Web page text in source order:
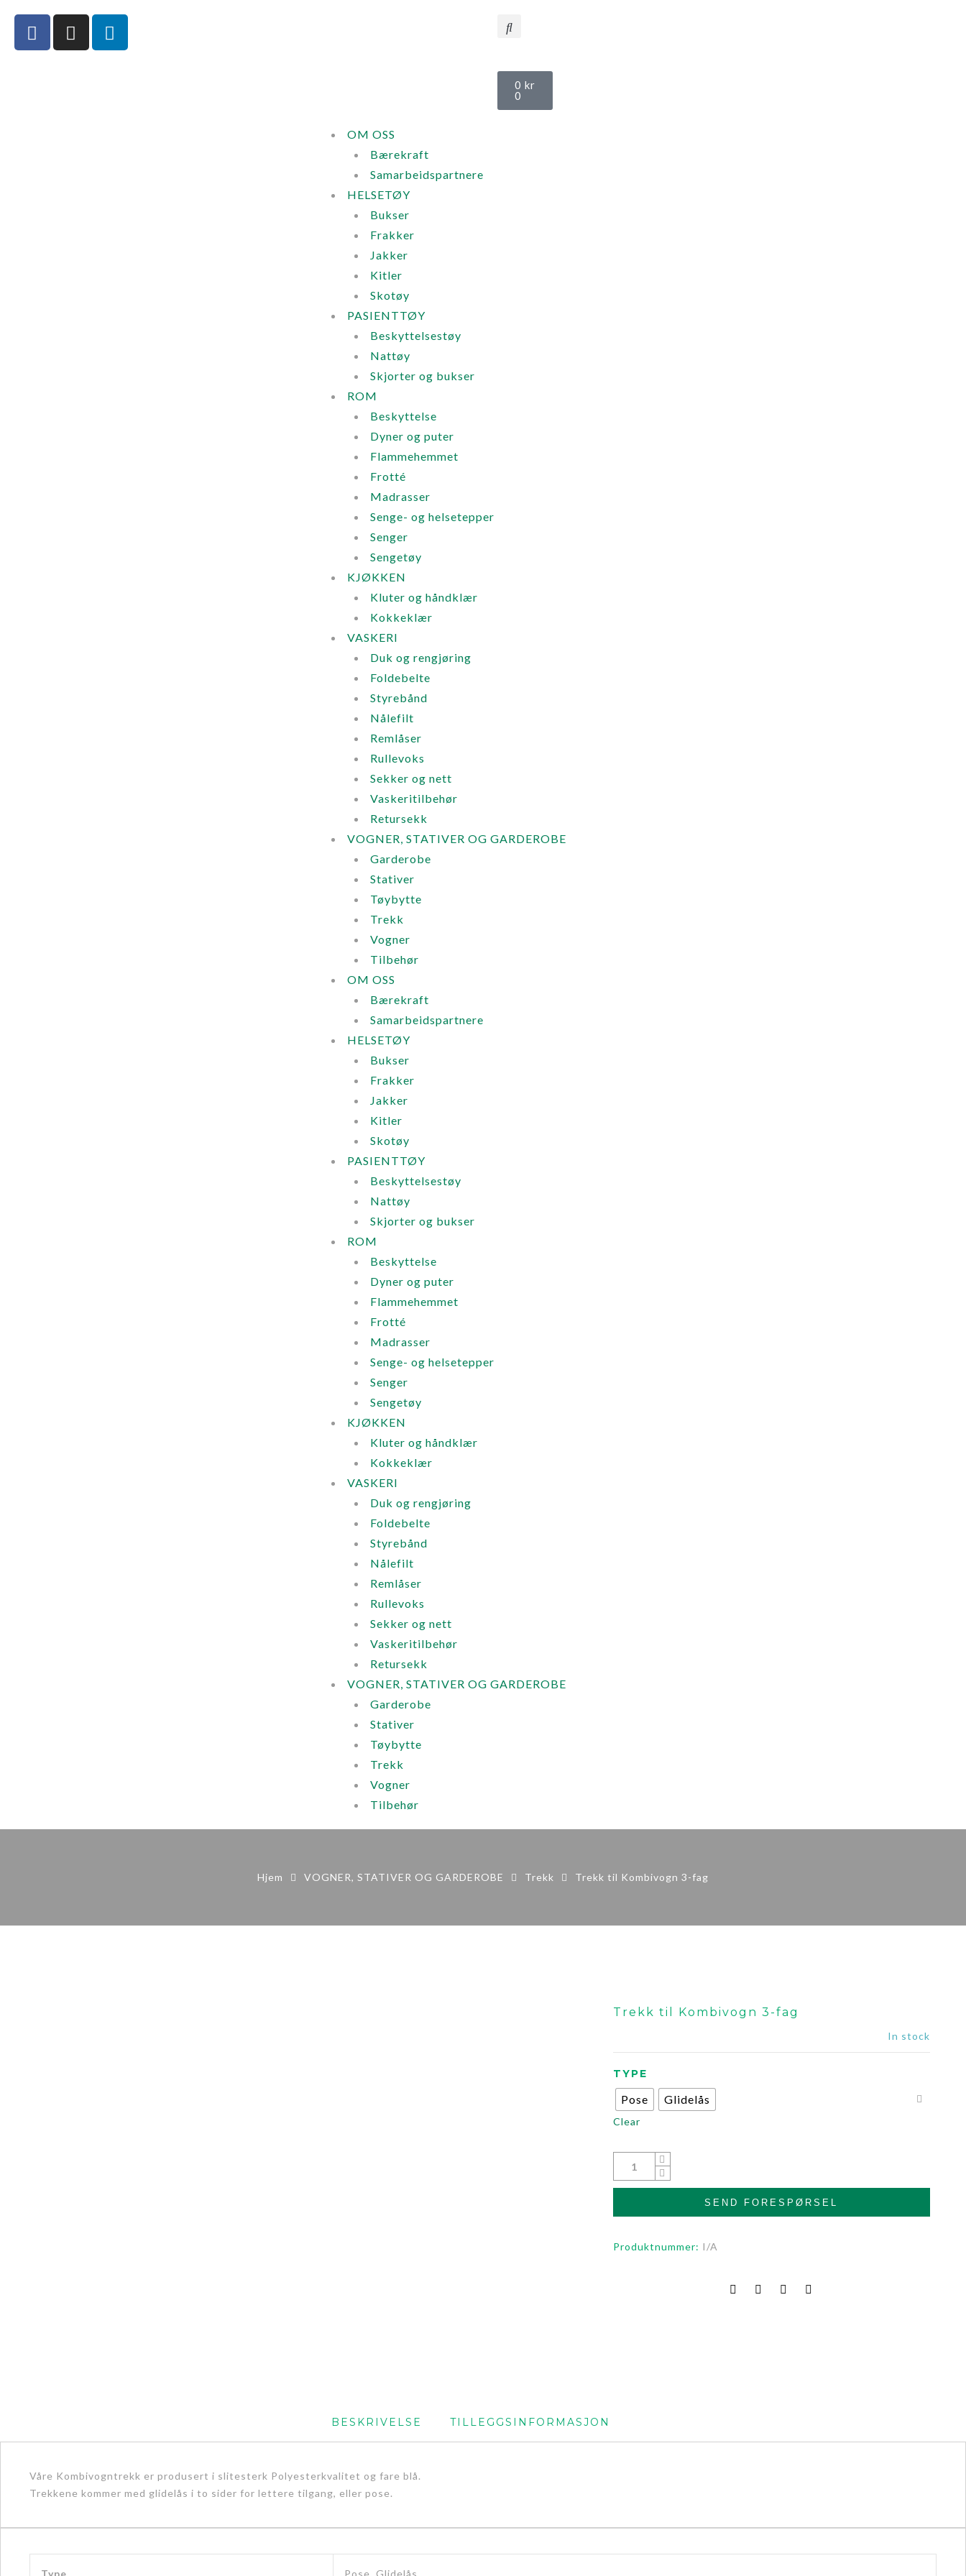
0 kr
0
OM OSS
Bærekraft
Samarbeidspartnere
HELSETØY
Bukser
Frakker
Jakker
Kitler
Skotøy
PASIENTTØY
Beskyttelsestøy
Nattøy
Skjorter og bukser
ROM
Beskyttelse
Dyner og puter
Flammehemmet
Frotté
Madrasser
Senge- og helsetepper
Senger
Sengetøy
KJØKKEN
Kluter og håndklær
Kokkeklær
VASKERI
Duk og rengjøring
Foldebelte
Styrebånd
Nålefilt
Remlåser
Rullevoks
Sekker og nett
Vaskeritilbehør
Retursekk
VOGNER, STATIVER OG GARDEROBE
Garderobe
Stativer
Tøybytte
Trekk
Vogner
Tilbehør
OM OSS
Bærekraft
Samarbeidspartnere
HELSETØY
Bukser
Frakker
Jakker
Kitler
Skotøy
PASIENTTØY
Beskyttelsestøy
Nattøy
Skjorter og bukser
ROM
Beskyttelse
Dyner og puter
Flammehemmet
Frotté
Madrasser
Senge- og helsetepper
Senger
Sengetøy
KJØKKEN
Kluter og håndklær
Kokkeklær
VASKERI
Duk og rengjøring
Foldebelte
Styrebånd
Nålefilt
Remlåser
Rullevoks
Sekker og nett
Vaskeritilbehør
Retursekk
VOGNER, STATIVER OG GARDEROBE
Garderobe
Stativer
Tøybytte
Trekk
Vogner
Tilbehør
Hjem VOGNER, STATIVER OG GARDEROBE Trekk Trekk til Kombivogn 3-fag
Trekk til Kombivogn 3-fag
In stock
TYPE
Pose Glidelås
Clear
SEND FORESPØRSEL
Produktnummer: I/A
BESKRIVELSE TILLEGGSINFORMASJON
Våre Kombivogntrekk er produsert i slitesterk Polyesterkvalitet og fare blå.
Trekkene kommer med glidelås i to sider for lettere tilgang, eller pose.
Type Pose, Glidelås